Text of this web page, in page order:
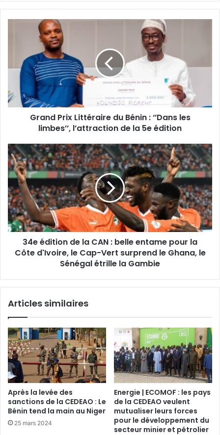
Grand Prix Littéraire du Bénin : ‘’Dans les
limbes’’, l’attraction de la 5e édition
34e édition de la CAN : belle entame pour la
Côte d'Ivoire, le Cap-Vert surprend le Ghana, le
Sénégal étrille la Gambie
Articles similaires
Après la levée des
sanctions de la CEDEAO : Le
Bénin tend la main au Niger
25 mars 2024
Energie | ECOMOF : les pays
de la CEDEAO veulent
mutualiser leurs forces
pour le développement du
secteur minier et pétrolier